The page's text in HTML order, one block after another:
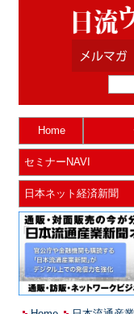
Home
セミナーNAVI
日本ネット経済新聞